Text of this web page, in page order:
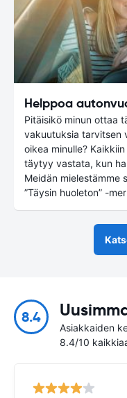
Helppoa
Pitäisikö minun ottaa
vakuutuksia tarvitsen
oikea minulle?
täytyy vastata, kun
Meidän mielestämme
”Täysin huoleton” -
8.4
Asiakkaiden
8.4/10